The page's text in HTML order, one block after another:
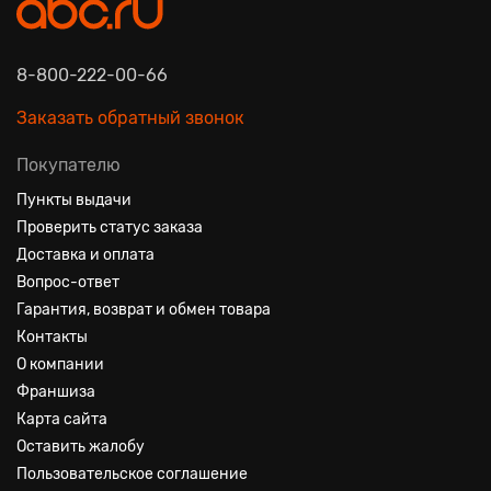
8-800-222-00-66
Заказать обратный звонок
Покупателю
Пункты выдачи
Проверить статус заказа
Доставка и оплата
Вопрос-ответ
Гарантия, возврат и обмен товара
Контакты
О компании
Франшиза
Карта сайта
Оставить жалобу
Пользовательское соглашение